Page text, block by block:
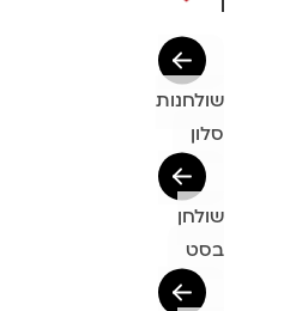
שולחנות
סלון
שולחן
בסט